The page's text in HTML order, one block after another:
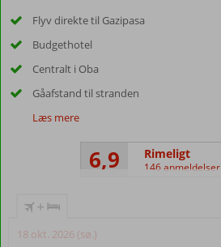
Flyv direkte til Gazipasa
Budgethotel
Centralt i Oba
Gåafstand til stranden
Læs mere
6,9 Rimeligt
146 anmeldelser
+
18 okt. 2026 (sø.)